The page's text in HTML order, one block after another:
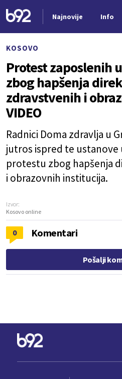
Najnovije Info
KOSOVO
Protest zaposlenih
zbog hapšenja
zdravstvenih i
VIDEO
Radnici Doma zdravlja u
jutros ispred te ustanove
protestu zbog hapšenja
i obrazovnih institucija.
Izvor:
Kosovo online
0 Komentari
Pošalji